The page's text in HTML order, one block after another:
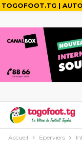
TOGOFOOT.TG |
Accueil Eperviers